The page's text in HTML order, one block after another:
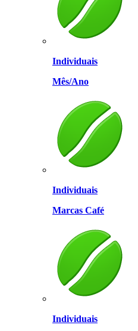
Individuais
Mês/Ano
Individuais
Marcas Café
Individuais